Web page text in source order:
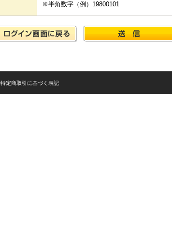
※半角数字（例）19800101
特定商取引に基づく表記